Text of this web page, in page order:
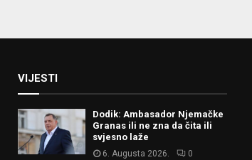
VIJESTI
Dodik: Ambasador Njemačke
Granas ili ne zna da čita ili
svjesno laže
6. Augusta 2026. 0